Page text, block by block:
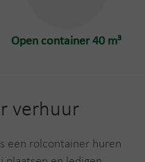
Open container 40 m³
verhuur
een rolcontainer huren